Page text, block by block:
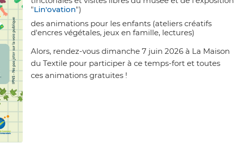
"Lin'ovation")
des animations pour les enfants (ateliers créatifs
d'encres végétales, jeux en famille, lectures)
Alors, rendez-vous dimanche 7 juin 2026 à La Maison
du Textile pour participer à ce temps-fort et toutes
ces animations gratuites !